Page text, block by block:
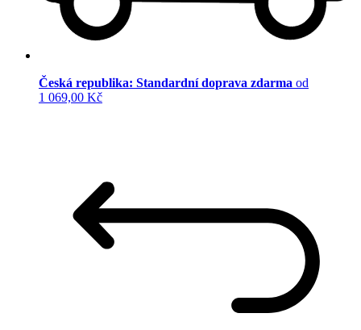
Česká republika: Standardní doprava zdarma od
1 069,00 Kč